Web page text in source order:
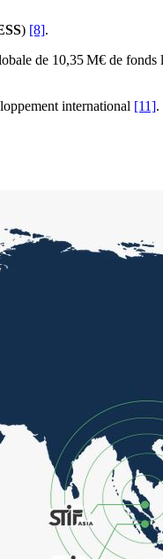
) [8].
de 10,35 M€ de fonds
international [11].